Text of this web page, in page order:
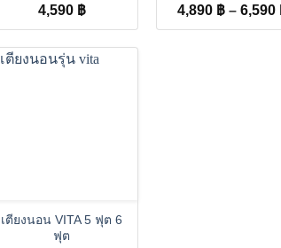
4,590 ฿ 4,890 ฿ – 6,590
เตียงนอน VITA 5 ฟุต 6
ฟุต